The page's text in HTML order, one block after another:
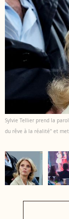
Sylvie Tellier prend la
du rêve à la réalité" et